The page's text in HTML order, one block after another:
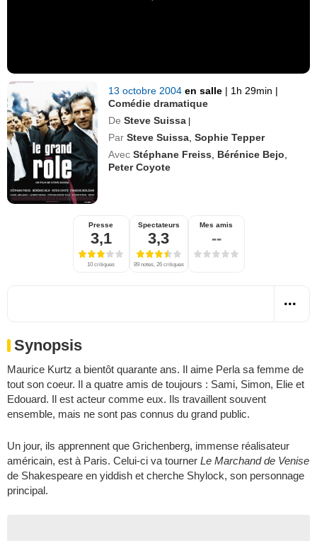
13 octobre 2004en salle | 1h 29min |
Comédie dramatique
De Steve Suissa |
Par Steve Suissa ,Sophie Tepper
Avec Stéphane Freiss Bérénice Bejo
Peter Coyote
Presse
3,1
10 critiques
Spectateurs
3,3
89 notes, 26 critiques
Mes amis
--
Synopsis
Maurice Kurtz a bientôt quarante ans. Il aime Perla sa femme de
tout son coeur. Il a quatre amis de toujours : Sami, Simon, Elie et
Edouard. Il est acteur comme eux. Ils travaillent souvent
ensemble, mais ne sont pas connus du grand public.
Un jour, ils apprennent que Grichenberg, immense réalisateur
américain, est à Paris. Celui-ci va tourner Le Marchand de Venise
de Shakespeare en yiddish et cherche Shylock, son personnage
principal.